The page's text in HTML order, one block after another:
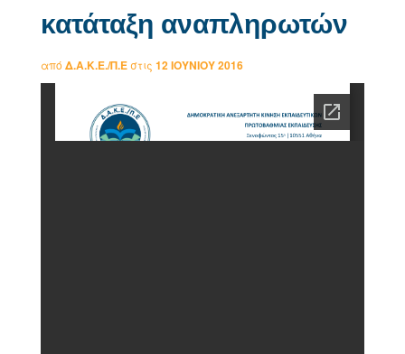
κατάταξη αναπληρωτών
από Δ.Α.Κ.Ε./Π.Εστις 12 ΙΟΥΝΊΟΥ 2016